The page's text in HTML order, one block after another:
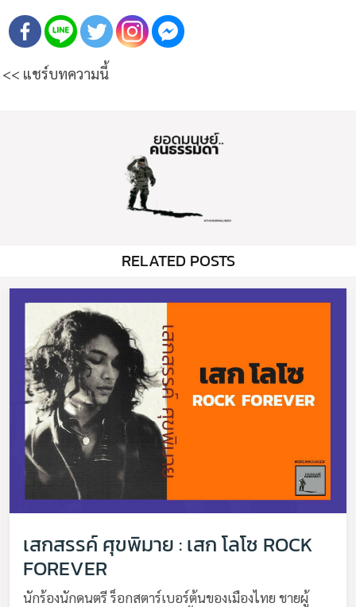
<< แชร์บทความนี้
RELATED POSTS
เสกสรรค์ ศุขพิมาย : เสก โลโซ ROCK
FOREVER
นักร้องนักดนตรี ร็อกสตาร์เบอร์ต้นของเมืองไทย ชายผู้